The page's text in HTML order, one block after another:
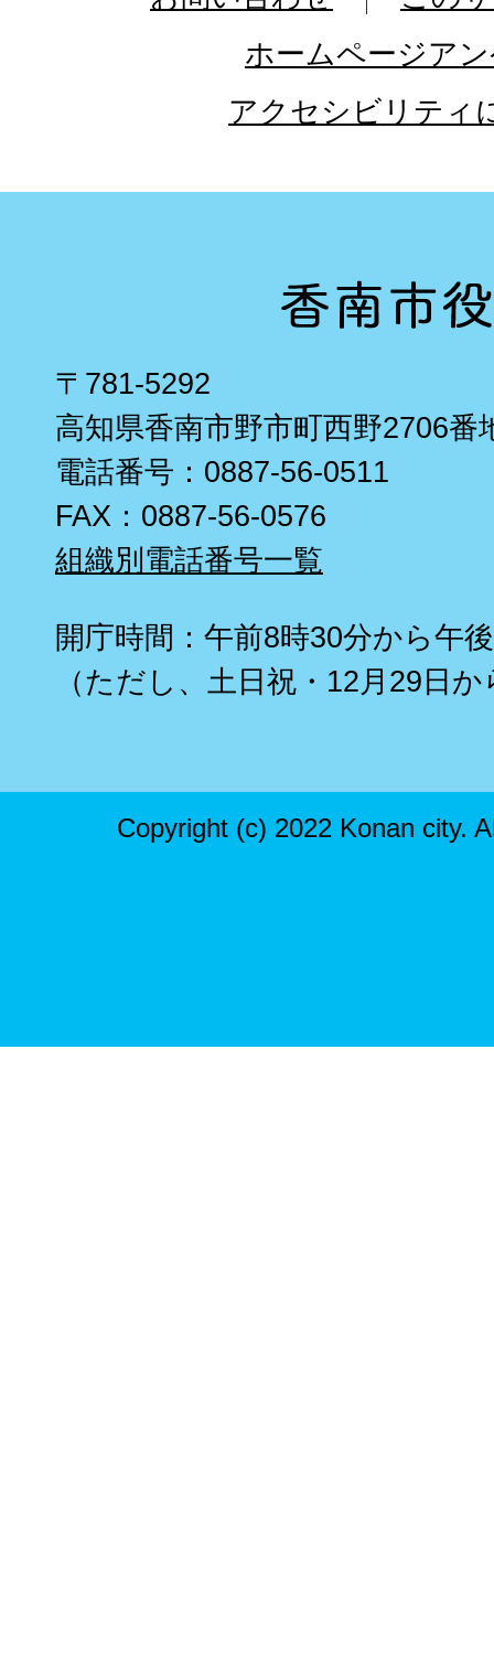
ホームページア
アクセシビリティ
〒781-5292
高知県香南市野市町西野2706番
電話番号：0887-56-0511
FAX：0887-56-0576
組織別電話番号一覧
開庁時間：午前8時30分から午
（ただし、土日祝・12月29日
Copyright (c) 2022 Konan city.